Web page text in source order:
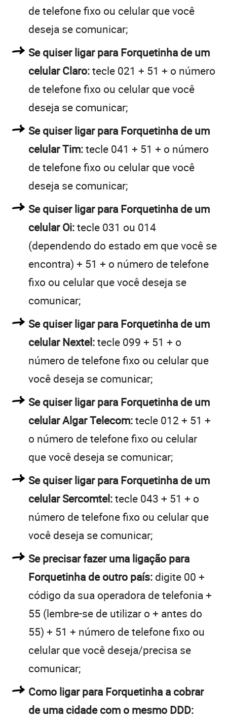
de telefone fixo ou celular que você
deseja se comunicar;
Se quiser ligar para Forquetinha de um
celular Claro:tecle 021 + 51 + o número
de telefone fixo ou celular que você
deseja se comunicar;
Se quiser ligar para Forquetinha de um
celular Tim:tecle 041 + 51 + o número
de telefone fixo ou celular que você
deseja se comunicar;
Se quiser ligar para Forquetinha de um
celular Oi:tecle 031 ou 014
(dependendo do estado em que você se
encontra) + 51 + o número de telefone
fixo ou celular que você deseja se
comunicar;
Se quiser ligar para Forquetinha de um
celular Nextel:tecle 099 + 51 + o
número de telefone fixo ou celular que
você deseja se comunicar;
Se quiser ligar para Forquetinha de um
celular Algar Telecom:tecle 012 + 51 +
o número de telefone fixo ou celular
que você deseja se comunicar;
Se quiser ligar para Forquetinha de um
celular Sercomtel:tecle 043 + 51 + o
número de telefone fixo ou celular que
você deseja se comunicar;
Se precisar fazer uma ligação para
Forquetinha de outro país: digite 00 +
código da sua operadora de telefonia +
55 (lembre-se de utilizar o + antes do
55) + 51 + número de telefone fixo ou
celular que você deseja/precisa se
comunicar;
Como ligar para Forquetinha a cobrar
de uma cidade com o mesmo DDD: